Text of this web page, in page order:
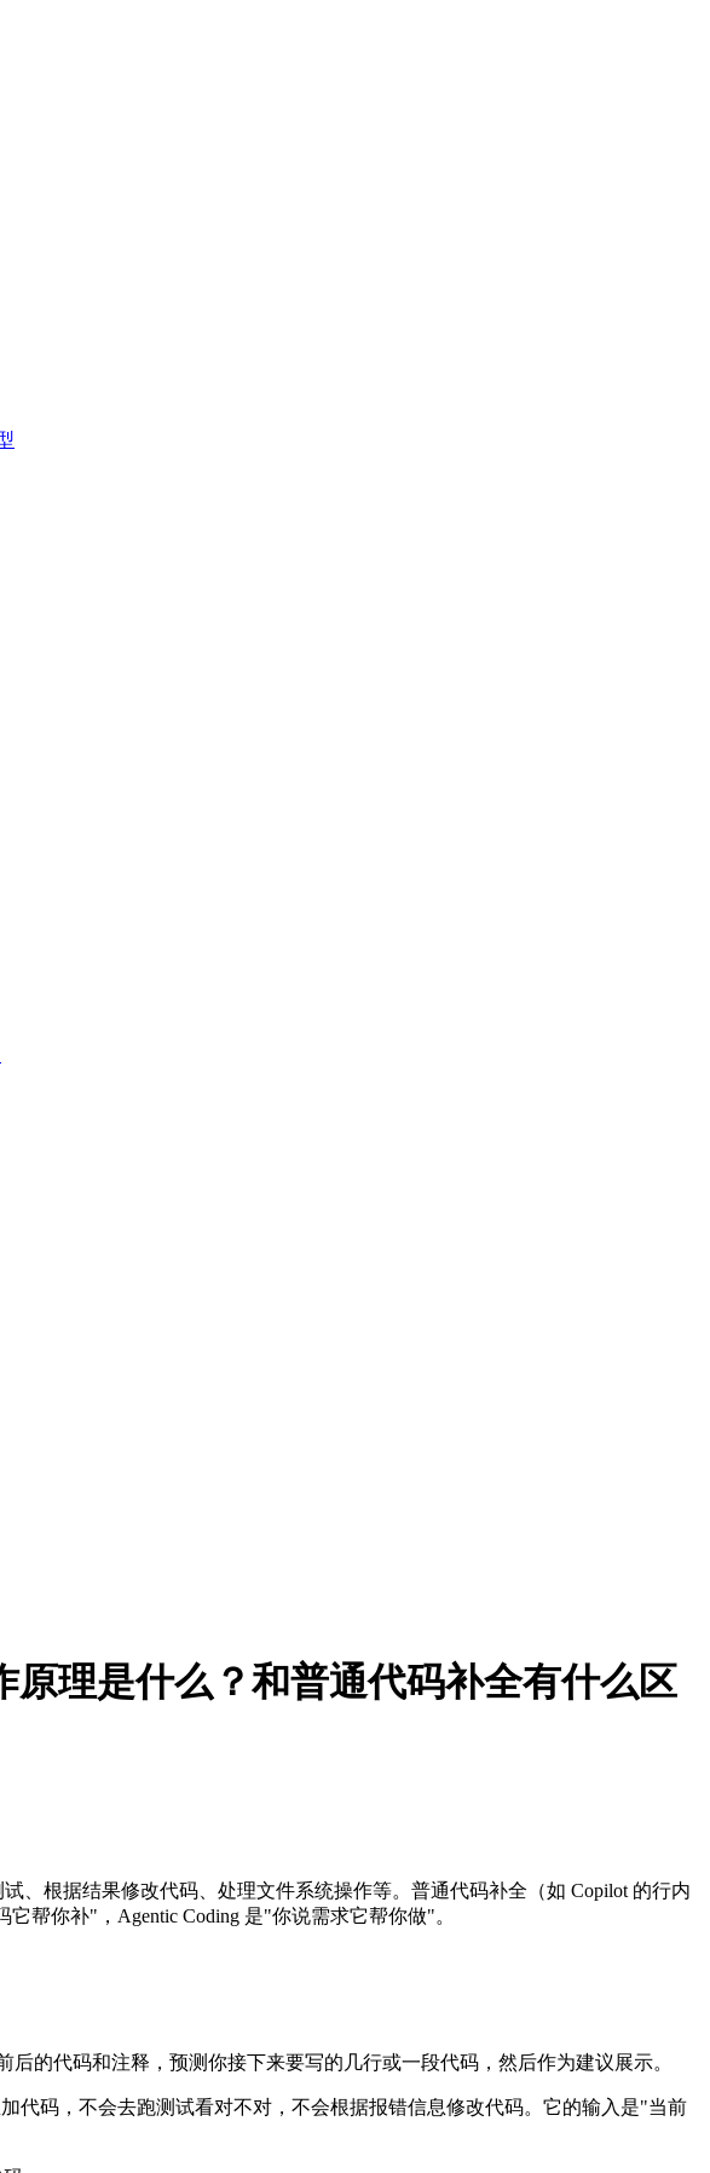
原理是什么？和普通代码补全有什么区
根据结果修改代码、处理文件系统操作等。普通代码补全（如 Copilot 的行内
帮你补"，Agentic Coding 是"你说需求它帮你做"。
的代码和注释，预测你接下来要写的几行或一段代码，然后作为建议展示。
码，不会去跑测试看对不对，不会根据报错信息修改代码。它的输入是"当前